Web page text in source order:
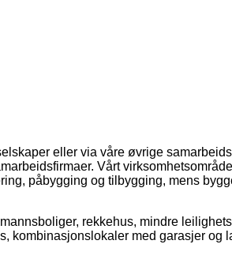
eller via våre øvrige
Vårt
påbygging og tilbygging, mens
rekkehus, mindre
kombinasjonslokaler med garasjer og